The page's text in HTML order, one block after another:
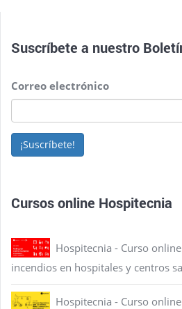
Suscríbete a nuestro
Correo electrónico
¡Suscríbete!
Cursos online Hospitecnia
Hospitecnia - Curso
incendios en hospitales y centros
Hospitecnia - Curso